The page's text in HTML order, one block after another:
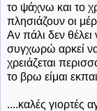
το ψάχνω και το
πλησιάζουν οι
Αν πάλι δεν θέλει
συγχωρώ αρκεί
χρειάζεται
το βρω είμαι
....καλές γιορτές